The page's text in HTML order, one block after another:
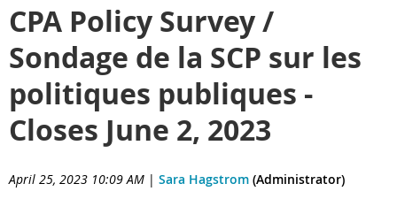
CPA Policy Survey /
Sondage de la SCP sur les
politiques publiques -
Closes June 2, 2023
April 25, 2023 10:09 AM | Sara Hagstrom (Administrator)